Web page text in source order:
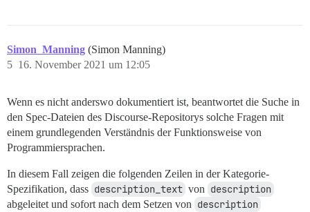
Simon_Manning (Simon Manning)
16. November 2021 um 12:05
5
Wenn es nicht anderswo dokumentiert ist, beantwortet die Suche in
den Spec-Dateien des Discourse-Repositorys solche Fragen mit
einem grundlegenden Verständnis der Funktionsweise von
Programmiersprachen.
In diesem Fall zeigen die folgenden Zeilen in der Kategorie-
Spezifikation, dass description_text von description
abgeleitet und sofort nach dem Setzen von description